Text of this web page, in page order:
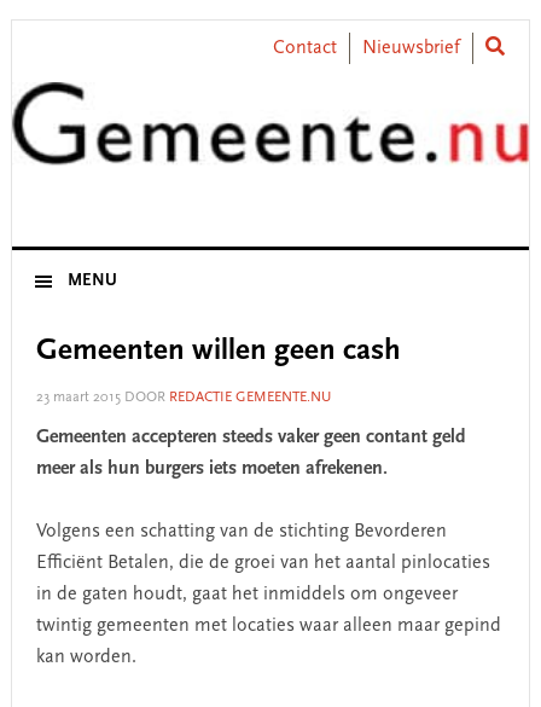
Skip
primary
navigation
Skip
content
Skip
primary
sidebar
Skip
footer
Contact Nieuwsbrief
MENU
Gemeenten willen geen cash
23 maart 2015DOOR REDACTIE GEMEENTE.NU
Gemeenten accepteren steeds vaker geen contant geld
meer als hun burgers iets moeten afrekenen.
Volgens een schatting van de stichting Bevorderen
Efficiënt Betalen, die de groei van het aantal pinlocaties
in de gaten houdt, gaat het inmiddels om ongeveer
twintig gemeenten met locaties waar alleen maar gepind
kan worden.